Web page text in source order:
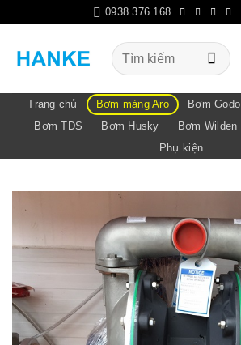
nội
dung
0938 376 168
Tìm
kiếm:
Trang chủ Bơm màng Aro Bơm Godo
Bơm TDS
Bơm Husky Bơm Wilden
Phụ kiện